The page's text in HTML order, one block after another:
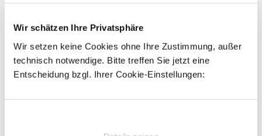
Wir schätzen Ihre Privatsphäre
Wir setzen keine Cookies ohne Ihre Zustimmung, außer
technisch notwendige. Bitte treffen Sie jetzt eine
Entscheidung bzgl. Ihrer Cookie-Einstellungen:
Profiliertes Bandstahl
Profilbreite: 85 mm
Materialstärke: 2 mm
Höhenverstellraster für die Trägerholme: 50 mm
Oberfläche pulverbeschichtet:SilbergrauNCS